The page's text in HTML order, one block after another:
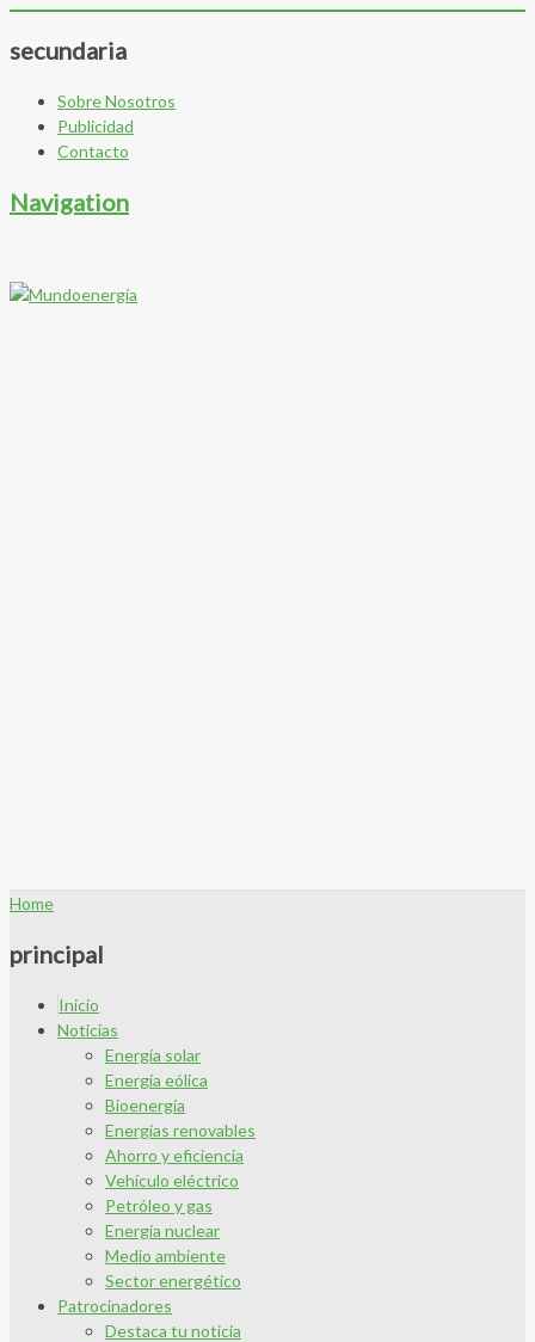
secundaria
Sobre Nosotros
Publicidad
Contacto
Navigation
Home
principal
Inicio
Noticias
Energía solar
Energía eólica
Bioenergía
Energías renovables
Ahorro y eficiencia
Vehículo eléctrico
Petróleo y gas
Energía nuclear
Medio ambiente
Sector energético
Patrocinadores
Destaca tu noticia